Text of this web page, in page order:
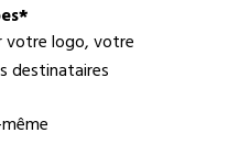
*
votre logo, votre
destinataires